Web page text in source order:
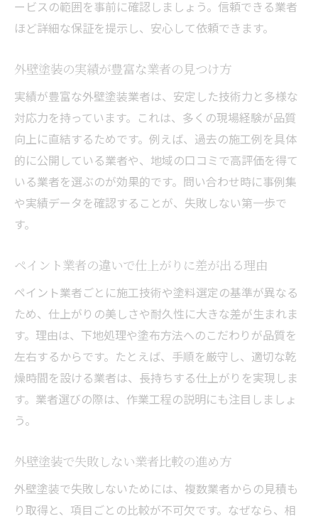
ービスの範囲を事前に確認しましょう。信頼できる業者
ほど詳細な保証を提示し、安心して依頼できます。
外壁塗装の実績が豊富な業者の見つけ方
実績が豊富な外壁塗装業者は、安定した技術力と多様な
対応力を持っています。これは、多くの現場経験が品質
向上に直結するためです。例えば、過去の施工例を具体
的に公開している業者や、地域の口コミで高評価を得て
いる業者を選ぶのが効果的です。問い合わせ時に事例集
や実績データを確認することが、失敗しない第一歩で
す。
ペイント業者の違いで仕上がりに差が出る理由
ペイント業者ごとに施工技術や塗料選定の基準が異なる
ため、仕上がりの美しさや耐久性に大きな差が生まれま
す。理由は、下地処理や塗布方法へのこだわりが品質を
左右するからです。たとえば、手順を厳守し、適切な乾
燥時間を設ける業者は、長持ちする仕上がりを実現しま
す。業者選びの際は、作業工程の説明にも注目しましょ
う。
外壁塗装で失敗しない業者比較の進め方
外壁塗装で失敗しないためには、複数業者からの見積も
り取得と、項目ごとの比較が不可欠です。なぜなら、相